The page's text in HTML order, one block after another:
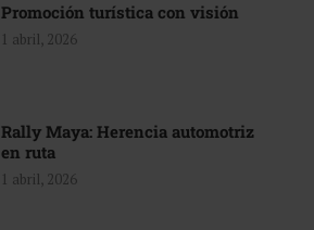
Promoción turística con visión
1 abril, 2026
Rally Maya: Herencia automotriz
en ruta
1 abril, 2026